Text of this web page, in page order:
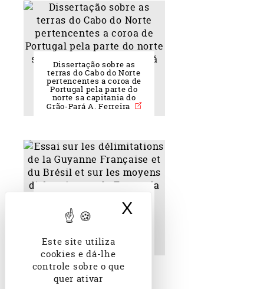
Este site utiliza
cookies e dá-lhe
controle sobre o que
quer ativar
X
Dissertação sobre as
terras do Cabo do Norte
pertencentes a coroa de
Portugal pela parte do
norte sa capitania do
Grão-Pará A. Ferreira
délimitations de la
Guyanne Française et du
Brésil et sur les moyens
la ligue de l'Amazone
Viscomte Hervily